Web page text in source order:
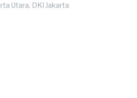
Utara, DKI Jakarta